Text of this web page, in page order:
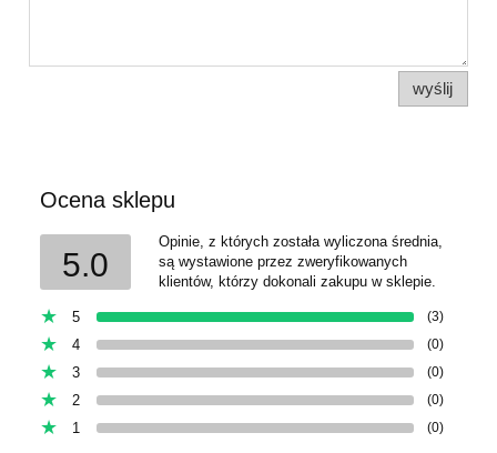
wyślij
Ocena sklepu
5.0
Opinie, z których została wyliczona średnia,
są wystawione przez zweryfikowanych
klientów, którzy dokonali zakupu w sklepie.
5 (3)
4 (0)
3 (0)
2 (0)
1 (0)